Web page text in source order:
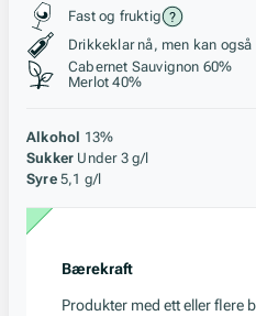
Stil, lagring og
Fast og fruktig
Drikkeklar nå, men kan også
Cabernet Sauvignon 60%
Merlot 40%
Alkohol 13%
Sukker Under 3 g/l
Syre 5,1 g/l
Bærekraft
Produkter med ett eller flere